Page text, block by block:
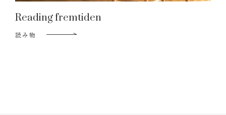
Reading fremtiden
読み物